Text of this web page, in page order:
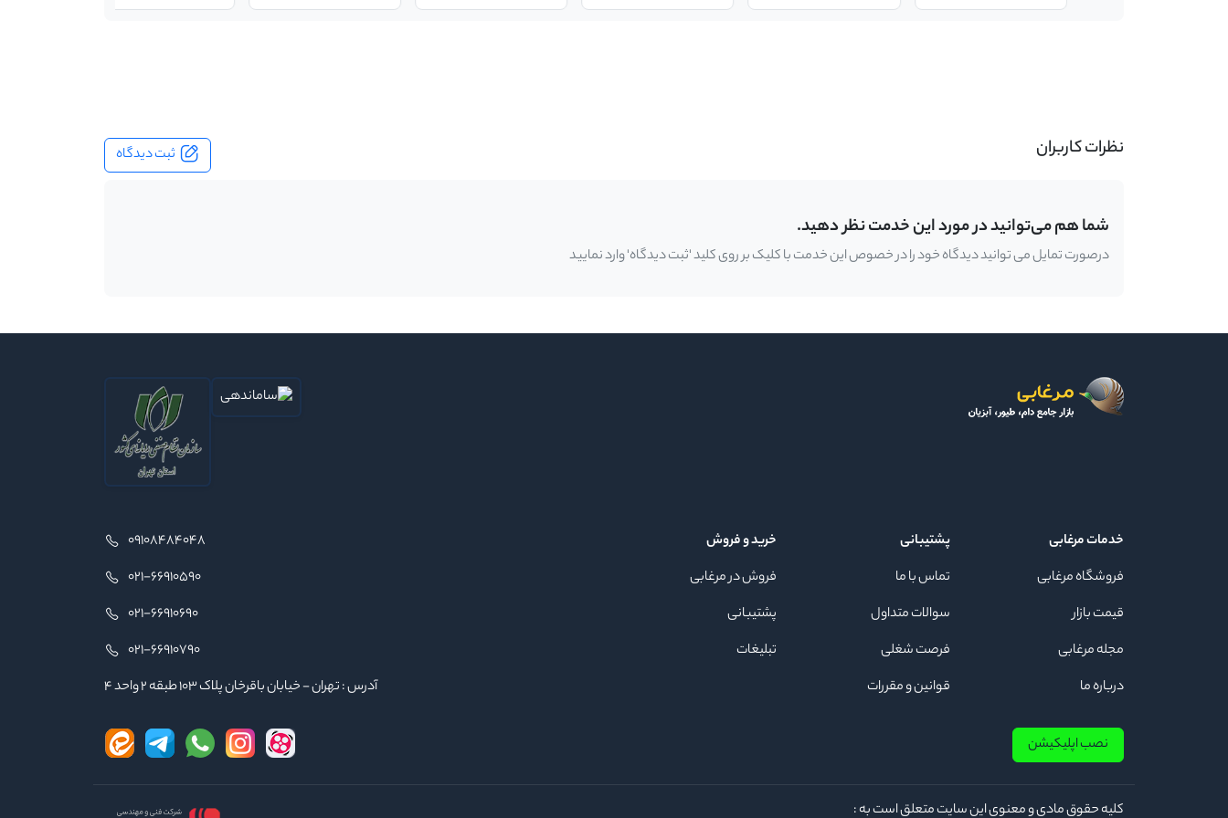
نظرات کاربران ثبت دیدگاه
شما هم می‌توانید در مورد این خدمت نظر دهید.
درصورت تمایل می توانید دیدگاه خود را در خصوص این خدمت با کلیک بر روی کلید 'ثبت دیدگاه' وارد نمایید
خدمات مرغابی
فروشگاه مرغابی
قیمت بازار
مجله مرغابی
درباره ما
پشتیبانی
تماس با ما
سوالات متداول
فرصت شغلی
قوانین و مقررات
خرید و فروش
فروش در مرغابی
پشتیبانی
تبلیغات
09108484048
021-66910590
021-66910690
021-66910790
آدرس : تهران - خیابان باقرخان پلاک ۱۰۳ طبقه ۲ واحد ۴
نصب اپلیکیشن
كلیه حقوق مادی و معنوی این سایت متعلق است به :